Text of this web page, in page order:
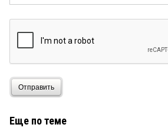
Отправить
Еще по теме